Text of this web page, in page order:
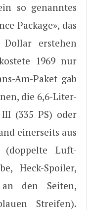
so genanntes
Package», das
erstehen
1969 nur
Am-Paket gab
die 6,6-Liter-
(335 PS) oder
einerseits aus
(doppelte Luft-
Heck-Spoiler,
an den Seiten,
Streifen).